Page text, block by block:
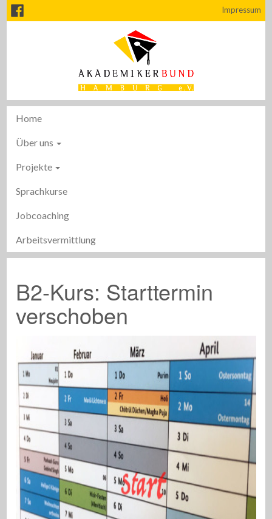
Impressum
Home
Über uns
Projekte
Sprachkurse
Jobcoaching
Arbeitsvermittlung
B2-Kurs: Starttermin
verschoben